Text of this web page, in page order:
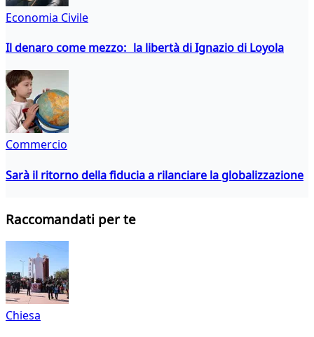
Economia Civile
Il denaro come mezzo: la libertà di Ignazio di Loyola
Commercio
Sarà il ritorno della fiducia a rilanciare la globalizzazione
Raccomandati per te
Chiesa